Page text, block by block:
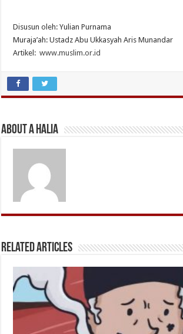
Disusun oleh: Yulian Purnama
Muraja’ah: Ustadz Abu Ukkasyah Aris Munandar
Artikel:www.muslim.or.id
About A Halia
Related Articles